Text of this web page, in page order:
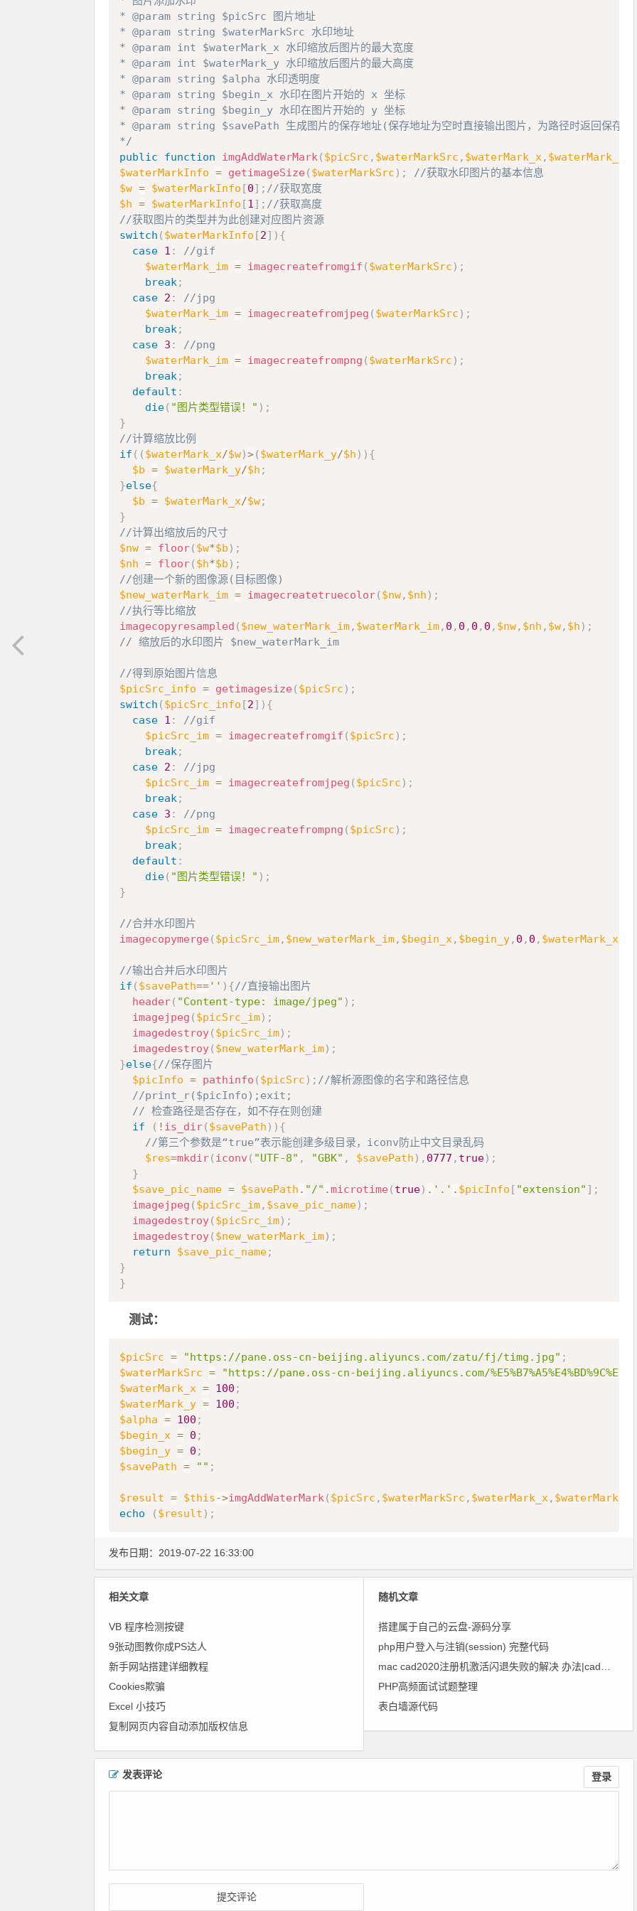
* @param string $picSrc 图片地址
* @param string $waterMarkSrc 水印地址
* @param int $waterMark_x 水印缩放后图片的最大宽度
* @param int $waterMark_y 水印缩放后图片的最大高度
* @param string $alpha 水印透明度
* @param string $begin_x 水印在图片开始的 x 坐标
* @param string $begin_y 水印在图片开始的 y 坐标
* @param string $savePath 生成图片的保存地址(保存地址为空时直接输出图片，为路径时返回保存路
*/
public
function imgAddWaterMark( $picSrc , $waterMarkSrc , $waterMark_x, $waterMark_y
$waterMarkInfo = getimageSize( $waterMarkSrc ) ;
//获取水印图片的基本信息
$w = $waterMarkInfo [0] ; //获取宽度
$h = $waterMarkInfo [1] ; //获取高度
//获取图片的类型并为此创建对应图片资源
switch ( $waterMarkInfo [2] ) {
case 1 :
//gif
$waterMark_im = imagecreatefromgif ( $waterMarkSrc ) ;
break;
case 2 :
//jpg
$waterMark_im = imagecreatefromjpeg ( $waterMarkSrc ) ;
break;
case 3 :
//png
$waterMark_im = imagecreatefrompng ( $waterMarkSrc ) ;
break;
default :
die( "图片类型错误！" ) ;
}
//计算缩放比例
if ( ( $waterMark_x/$w)>( $waterMark_y/$h ) ) {
$b = $waterMark_y/$h ;
}else{
$b = $waterMark_x/$w;
}
//计算出缩放后的尺寸
$nw = floor( $w*$b ) ;
$nh = floor( $h*$b ) ;
//创建一个新的图像源(目标图像)
$new_waterMark_im = imagecreatetruecolor( $nw, $nh ) ;
//执行等比缩放
imagecopyresampled ( $new_waterMark_im, $waterMark_im, 0 , 0 , 0 , 0 , $nw, $nh , $w, $h ) ;
// 缩放后的水印图片 $new_waterMark_im
//得到原始图片信息
$picSrc_info = getimagesize( $picSrc ) ;
switch ( $picSrc_info [2] ) {
case 1 :
//gif
$picSrc_im = imagecreatefromgif ( $picSrc ) ;
break;
case 2 :
//jpg
$picSrc_im = imagecreatefromjpeg ( $picSrc ) ;
break;
case 3 :
//png
$picSrc_im = imagecreatefrompng ( $picSrc ) ;
break;
default :
die( "图片类型错误！" ) ;
}
//合并水印图片
imagecopymerge( $picSrc_im, $new_waterMark_im, $begin_x, $begin_y, 0 , 0 , $waterMark_x
//输出合并后水印图片
if ( $savePath=='' ) {//直接输出图片
header( "Content-type: image/jpeg" ) ;
imagejpeg ( $picSrc_im) ;
imagedestroy( $picSrc_im) ;
imagedestroy( $new_waterMark_im) ;
}else{//保存图片
$picInfo = pathinfo ( $picSrc ) ; //解析源图像的名字和路径信息
//print_r($picInfo);exit;
// 检查路径是否存在，如不存在则创建
if
( ! is_dir( $savePath ) ) {
//第三个参数是“true”表示能创建多级目录，iconv防止中文目录乱码
$res=mkdir( iconv ( "UTF-8" , "GBK" , $savePath ) , 0777 , true) ;
}
$save_pic_name = $savePath . "/" .microtime( true) . '.' . $picInfo [ "extension" ] ;
imagejpeg ( $picSrc_im, $save_pic_name) ;
imagedestroy( $picSrc_im) ;
imagedestroy( $new_waterMark_im) ;
return
$save_pic_name;
}
}
测试：
$picSrc = "https://pane.oss-cn-beijing.aliyuncs.com/zatu/fj/timg.jpg" ;
$waterMarkSrc =
"https://pane.oss-cn-beijing.aliyuncs.com/
$waterMark_x = 100 ;
$waterMark_y = 100 ;
$alpha = 100 ;
$begin_x = 0 ;
$begin_y = 0 ;
$savePath = "" ;
$result = $this->imgAddWaterMark( $picSrc , $waterMarkSrc , $waterMark_x, $waterMark_y
echo
( $result ) ;
发布日期：2019-07-22 16:33:00
相关文章
VB 程序检测按键
9张动图教你成PS达人
新手网站搭建详细教程
Cookies欺骗
Excel 小技巧
复制网页内容自动添加版权信息
随机文章
搭建属于自己的云盘-源码分享
php用户登入与注销(session) 完整代码
mac cad2020注册机激活闪退失败的解决 办法|cad2020破解版下载
PHP高频面试试题整理
表白墙源代码
发表评论 登录